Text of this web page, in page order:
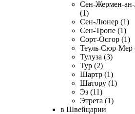
Сен-Жермен-
(1)
Сен-Люнер (1)
Сен-Тропе (1)
Сорт-Осгор (1)
Теуль-Сюр-Мер
Тулуза (3)
Тур (2)
Шартр (1)
Шатору (1)
Эз (11)
Этрета (1)
в Швейцарии